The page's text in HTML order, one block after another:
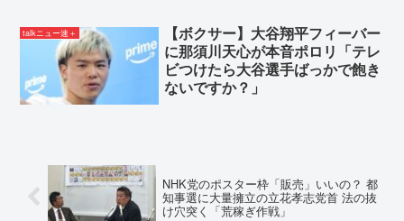
talkニュー速＋
【ボクサー】大谷翔平フィーバー
に那須川天心が本音ポロリ「テレ
ビつけたら大谷選手ばっかで飽き
ないですか？」
NHK党のポスター枠「販売」いいの？ 都
知事選に大量擁立の立花孝志党首 法の抜
け穴突く「荒稼ぎ作戦」